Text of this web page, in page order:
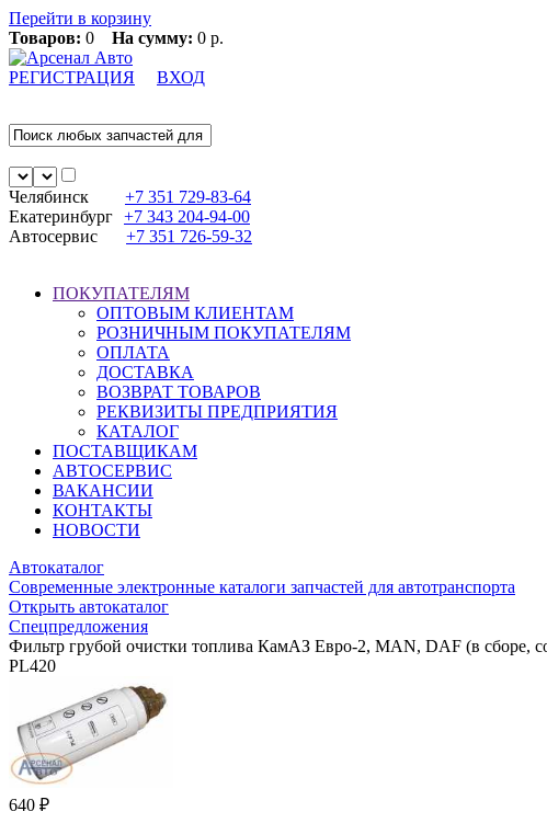
Перейти в корзину
Товаров: 0 На сумму: 0 р.
РЕГИСТРАЦИЯ ВХОД
Челябинск +7 351 729-83-64
Екатеринбург +7 343 204-94-00
Автосервис
+7 351 726-59-32
ПОКУПАТЕЛЯМ
ОПТОВЫМ КЛИЕНТАМ
РОЗНИЧНЫМ ПОКУПАТЕЛЯМ
ОПЛАТА
ДОСТАВКА
ВОЗВРАТ ТОВАРОВ
РЕКВИЗИТЫ ПРЕДПРИЯТИЯ
КАТАЛОГ
ПОСТАВЩИКАМ
АВТОСЕРВИС
ВАКАНСИИ
КОНТАКТЫ
НОВОСТИ
Автокаталог
Современные электронные каталоги запчастей для автотранспорта
Открыть автокаталог
Спецпредложения
Фильтр грубой очистки топлива КамАЗ Евро-2, MAN, DAF (в сборе,
PL420
640 ₽